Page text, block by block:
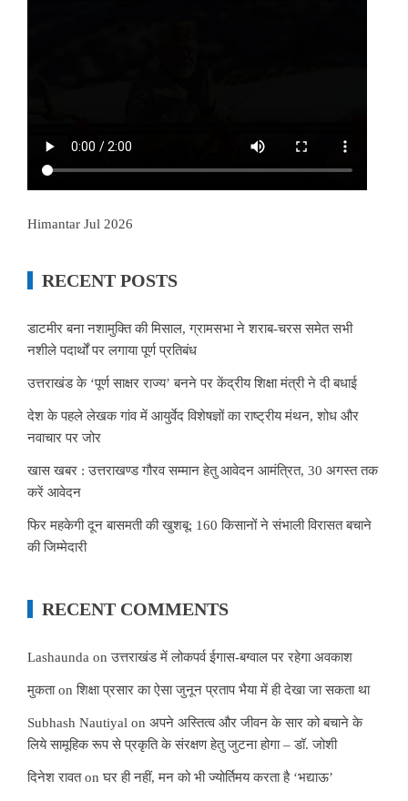
Himantar Jul 2026
RECENT POSTS
डाटमीर बना नशामुक्ति की मिसाल, ग्रामसभा ने शराब-चरस समेत सभी
नशीले पदार्थों पर लगाया पूर्ण प्रतिबंध
उत्तराखंड के ‘पूर्ण साक्षर राज्य’ बनने पर केंद्रीय शिक्षा मंत्री ने दी बधाई
देश के पहले लेखक गांव में आयुर्वेद विशेषज्ञों का राष्ट्रीय मंथन, शोध और
नवाचार पर जोर
खास खबर : उत्तराखण्ड गौरव सम्मान हेतु आवेदन आमंत्रित, 30 अगस्त तक
करें आवेदन
फिर महकेगी दून बासमती की खुशबू: 160 किसानों ने संभाली विरासत बचाने
की जिम्मेदारी
RECENT COMMENTS
Lashaunda onउत्तराखंड में लोकपर्व ईगास-बग्वाल पर रहेगा अवकाश
मुकताonशिक्षा प्रसार का ऐसा जुनून प्रताप भैया में ही देखा जा सकता था
Subhash Nautiyal on अपने अस्तित्व और जीवन के सार को बचाने के
लिये सामूहिक रूप से प्रकृति के संरक्षण हेतु जुटना होगा – डॉ. जोशी
दिनेश रावतonघर ही नहीं, मन को भी ज्योर्तिमय करता है ‘भद्याऊ’